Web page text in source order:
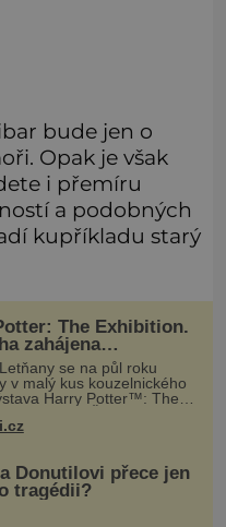
bude jen o
Opak je však
i přemíru
a podobných
kupříkladu starý
The Exhibition.
zahájena…
se na půl roku
v malý kus kouzelnického
Harry Potter™: The
kostýmy a rekvizity,
Donutilovi přece jen
tragédii?